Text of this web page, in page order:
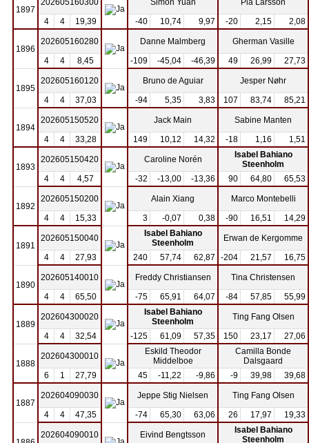
1897
202605160300 Simon Yuan
Pia Larsson
4
4 19,39 -40 10,74 9,97 -20 2,15 2,08
1896
202605160280 Danne Malmberg
Gherman Vasille
4
4 8,45 -109 -45,04 -46,39 49 26,99 27,73
1895
202605160120 Bruno de Aguiar
Jesper Nøhr
4
4 37,03 -94 5,35 3,83 107 83,74 85,21
1894
202605150520 Jack Main
Sabine Manten
4
4 33,28 149 10,12 14,32 -18 1,16 1,51
1893
202605150420 Caroline Norén
Isabel Bahiano
Steenholm
4
4 4,57 -32 -13,00 -13,36 90 64,80 65,53
1892
202605150200 Alain Xiang
Marco Montebelli
4
4 15,33 3 -0,07 0,38 -90 16,51 14,29
1891
202605150040
Isabel Bahiano
Steenholm
Erwan de Kergomme
4
4 27,93 240 57,74 62,87 -204 21,57 16,75
1890
202605140010 Freddy Christiansen
Tina Christensen
4
4 65,50 -75 65,91 64,07 -84 57,85 55,99
1889
202604300020
Isabel Bahiano
Steenholm
Ting Fang Olsen
4
4 32,54 -125 61,09 57,35 150 23,17 27,06
1888
202604300010
Eskild Theodor
Middelboe
Camilla Bonde
Dalsgaard
6
1 27,79 45 -11,22 -9,86 -9 39,98 39,68
1887
202604090030 Jeppe Stig Nielsen
Ting Fang Olsen
4
4 47,35 -74 65,30 63,06 26 17,97 19,33
202604090010 Eivind Bengtsson
Isabel Bahiano
Steenholm